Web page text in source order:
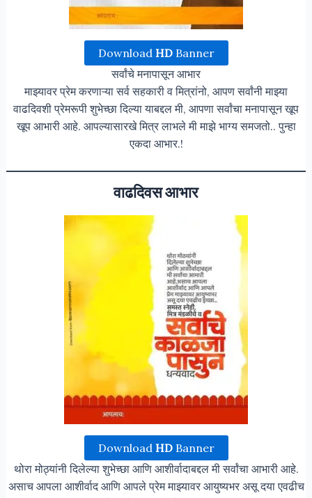
Download HDBanner
सर्वांचे मनापासून आभार
माझ्यावर प्रेम करणाऱ्या सर्व सहकारी व मित्रांनो, आपण सर्वांनी माझ्या
वाढदिवशी प्रेमरूपी शुभेच्छा दिल्या याबद्दल मी, आपणा सर्वांचा मनापासून खूप
खूप आभारी आहे. आपल्यासारखे मित्र लाभले मी माझे भाग्य समजतो.. पुन्हा
एकदा आभार.!
वाढदिवस आभार
Download HDBanner
थोरा मोठ्यांनी दिलेल्या शुभेच्छा आणि आशीर्वादाबद्दल मी सर्वांचा आभारी आहे.
असाच आपला आशीर्वाद आणि आपले प्रेम माझ्यावर आयुष्यभर असू दया एवढीच